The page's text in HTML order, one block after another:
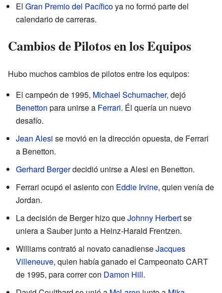
El Gran Premio del Pacíficoya no formó parte del
calendario de carreras.
Cambios de Pilotos en los Equipos
Hubo muchos cambios de pilotos entre los equipos:
El campeón de 1995, Michael Schumacher, dejó
Benetton para unirse a Ferrari. Él quería un nuevo
desafío.
Jean Alesi se movió en la dirección opuesta, de Ferrari
a Benetton.
Gerhard Bergerdecidió unirse a Alesi en Benetton.
Ferrari ocupó el asiento con Eddie Irvine, quien venía de
Jordan.
La decisión de Berger hizo queJohnny Herbertse
uniera a Sauber junto a Heinz-Harald Frentzen.
Williams contrató al novato canadienseJacques
Villeneuve, quien había ganado el Campeonato CART
de 1995, para correr con Damon Hill.